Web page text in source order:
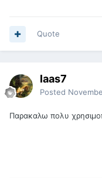
Quote
laas7
Posted
Παρακαλω πολυ